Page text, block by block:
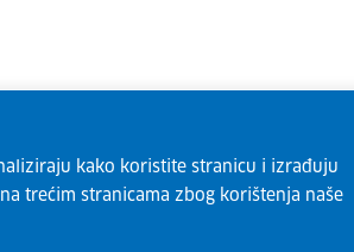
kako koristite stranicu i izrađuju
trećim stranicama zbog korištenja naše